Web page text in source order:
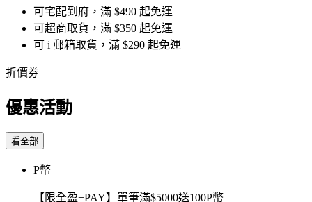
可宅配到府，滿 $490 起免運
可超商取貨，滿 $350 起免運
可 i 郵箱取貨，滿 $290 起免運
折價券
優惠活動
看全部
P幣
【限全盈+PAY】單筆滿$5000送100P幣